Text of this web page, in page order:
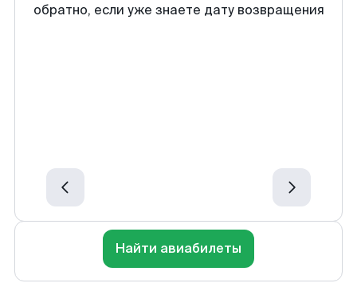
обратно, если уже знаете дату возвращения
Найти авиабилеты